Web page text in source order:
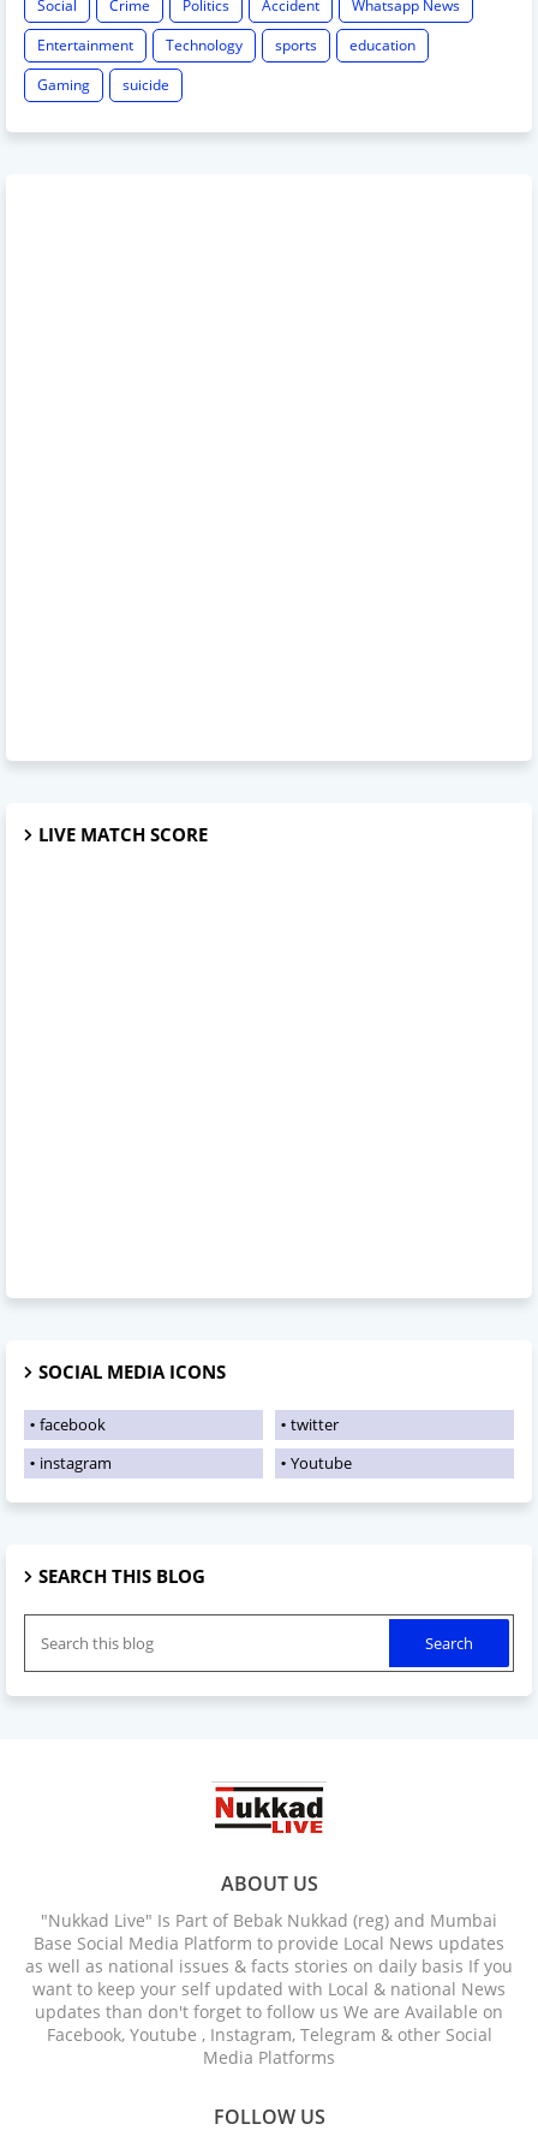
Social Crime Politics Accident
Whatsapp News
Entertainment
Technology sports
education
Gaming
suicide
LIVE MATCH SCORE
SOCIAL MEDIA ICONS
facebook
twitter
instagram
Youtube
SEARCH THIS BLOG
ABOUT US
"Nukkad Live" Is Part of Bebak Nukkad (reg) and Mumbai
Base Social Media Platform to provide Local News updates
as well as national issues & facts stories on daily basis If you
want to keep your self updated with Local & national News
updates than don't forget to follow us We are Available on
Facebook, Youtube , Instagram, Telegram & other Social
Media Platforms
FOLLOW US